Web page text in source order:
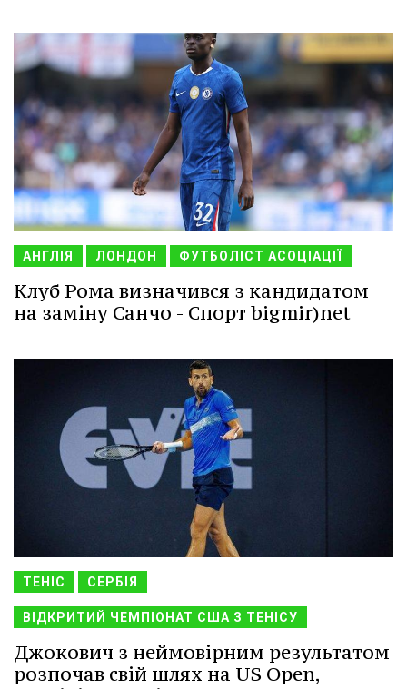
АНГЛІЯ ЛОНДОН ФУТБОЛІСТ АСОЦІАЦІЇ
Клуб Рома визначився з кандидатом
на заміну Санчо - Спорт bigmir)net
ТЕНІС СЕРБІЯ
ВІДКРИТИЙ ЧЕМПІОНАТ США З ТЕНІСУ
Джокович з неймовірним результатом
розпочав свій шлях на US Open,